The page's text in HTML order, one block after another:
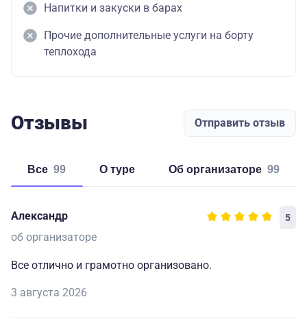
Напитки и закуски в барах
Прочие дополнительные услуги на борту
теплохода
Отзывы Отправить отзыв
Все 99 о туре об организаторе 99
Александр 5
об организаторе
Все отлично и грамотно организовано.
3 августа 2026